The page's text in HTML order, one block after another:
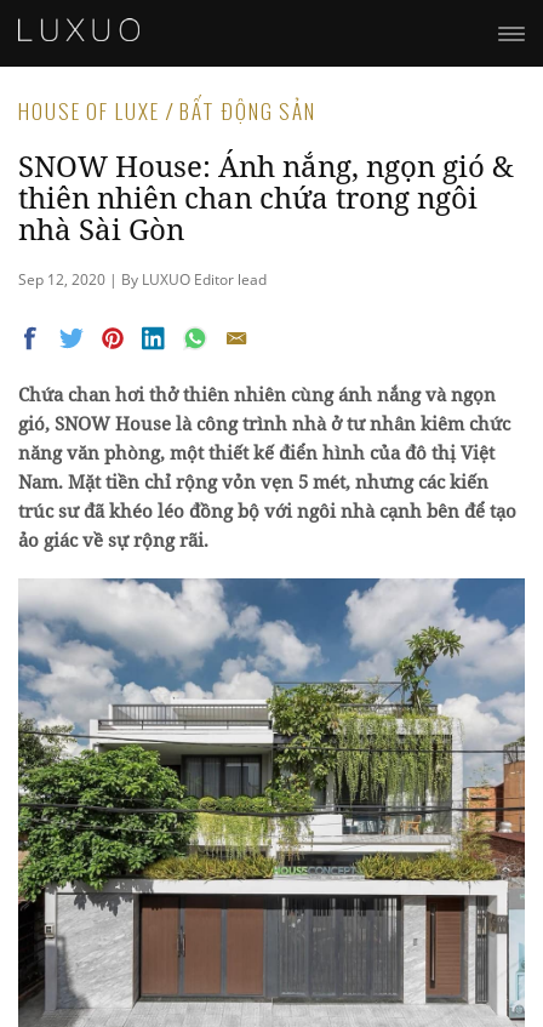
HOUSE OF LUXE / BẤT ĐỘNG SẢN
SNOW House: Ánh nắng, ngọn gió &
thiên nhiên chan chứa trong ngôi
nhà Sài Gòn
Sep 12, 2020 | By LUXUO Editor lead
Chứa chan hơi thở thiên nhiên cùng ánh nắng và ngọn
gió, SNOW House là công trình nhà ở tư nhân kiêm chức
năng văn phòng, một thiết kế điển hình của đô thị Việt
Nam. Mặt tiền chỉ rộng vỏn vẹn 5 mét, nhưng các kiến
trúc sư đã khéo léo đồng bộ với ngôi nhà cạnh bên để tạo
ảo giác về sự rộng rãi.